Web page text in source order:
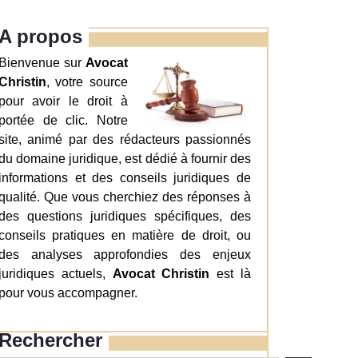
propos
sur Avocat
, votre source
avoir le droit à
de clic. Notre
animé par des rédacteurs passionnés
domaine juridique, est dédié à fournir des
et des conseils juridiques de
Que vous cherchiez des réponses à
questions juridiques spécifiques, des
pratiques en matière de droit, ou
analyses approfondies des enjeux
actuels, Avocat Christin est là
vous accompagner.